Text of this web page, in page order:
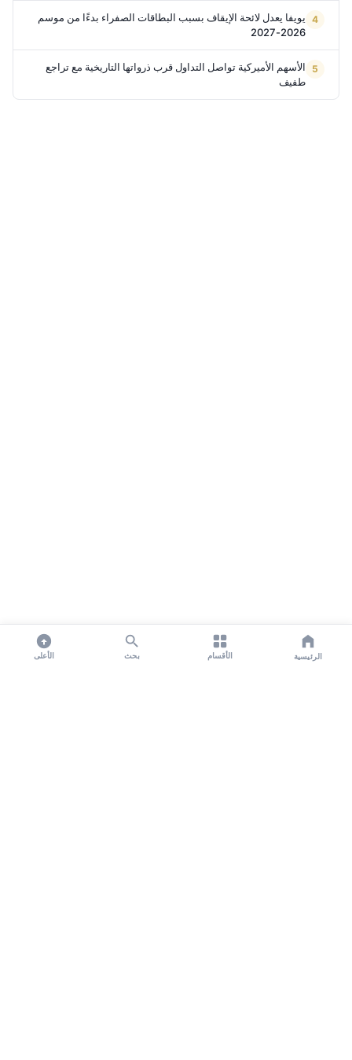
يويفا يعدل لائحة الإيقاف بسبب البطاقات الصفراء بدءًا من موسم
2026-2027
الأسهم الأميركية تواصل التداول قرب ذرواتها التاريخية مع تراجع
طفيف
الرئيسية الأقسام بحث الأعلى